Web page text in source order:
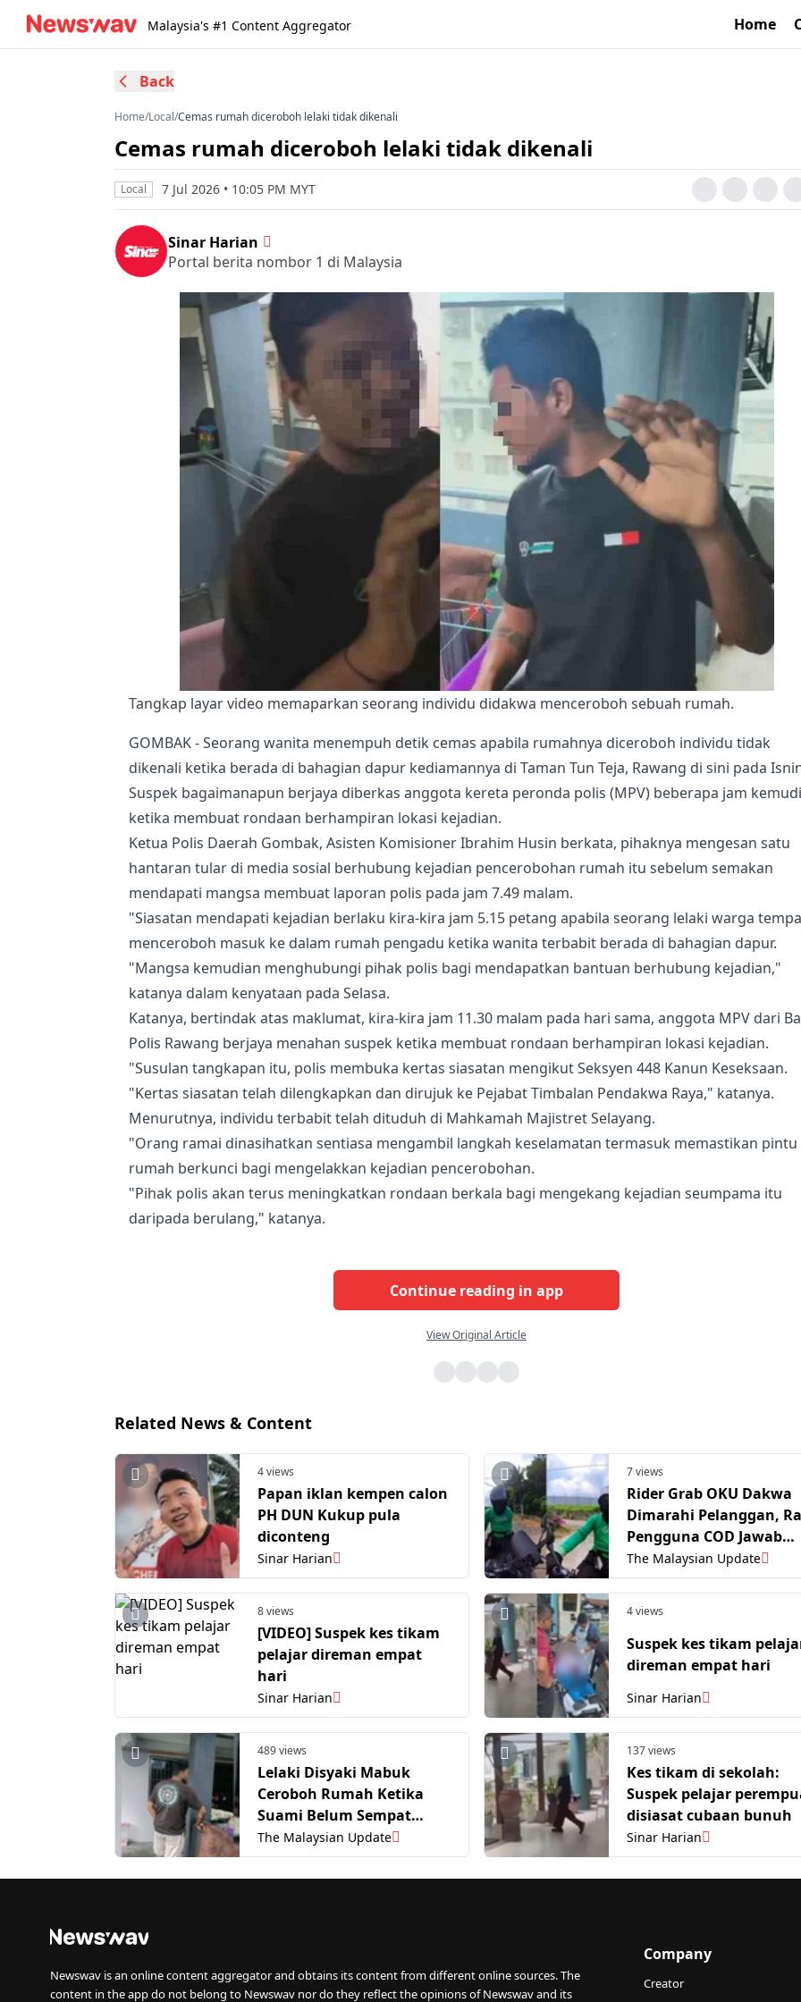
Malaysia's #1 Content Aggregator Home
Back
Home/Local/Cemas rumah diceroboh lelaki tidak dikenali
Cemas rumah diceroboh lelaki tidak dikenali
Local 7 Jul 2026 • 10:05 PM MYT
Sinar Harian
Portal berita nombor 1 di Malaysia
Tangkap layar video memaparkan seorang individu didakwa menceroboh sebuah rumah.
GOMBAK - Seorang wanita menempuh detik cemas apabila rumahnya diceroboh individu tidak
dikenali ketika berada di bahagian dapur kediamannya di Taman Tun Teja, Rawang di sini pada
Suspek bagaimanapun berjaya diberkas anggota kereta peronda polis (MPV) beberapa jam
ketika membuat rondaan berhampiran lokasi kejadian.
Ketua Polis Daerah Gombak, Asisten Komisioner Ibrahim Husin berkata, pihaknya mengesan satu
hantaran tular di media sosial berhubung kejadian pencerobohan rumah itu sebelum semakan
mendapati mangsa membuat laporan polis pada jam 7.49 malam.
"Siasatan mendapati kejadian berlaku kira-kira jam 5.15 petang apabila seorang lelaki warga
menceroboh masuk ke dalam rumah pengadu ketika wanita terbabit berada di bahagian dapur.
"Mangsa kemudian menghubungi pihak polis bagi mendapatkan bantuan berhubung kejadian,"
katanya dalam kenyataan pada Selasa.
Katanya, bertindak atas maklumat, kira-kira jam 11.30 malam pada hari sama, anggota MPV dari
Polis Rawang berjaya menahan suspek ketika membuat rondaan berhampiran lokasi kejadian.
"Susulan tangkapan itu, polis membuka kertas siasatan mengikut Seksyen 448 Kanun Keseksaan.
"Kertas siasatan telah dilengkapkan dan dirujuk ke Pejabat Timbalan Pendakwa Raya," katanya.
Menurutnya, individu terbabit telah dituduh di Mahkamah Majistret Selayang.
"Orang ramai dinasihatkan sentiasa mengambil langkah keselamatan termasuk memastikan pintu
rumah berkunci bagi mengelakkan kejadian pencerobohan.
"Pihak polis akan terus meningkatkan rondaan berkala bagi mengekang kejadian seumpama itu
daripada berulang," katanya.
Continue reading in app
View Original Article
Related News & Content
4 views
Papan iklan kempen calon
PH DUN Kukup pula
diconteng
Sinar Harian
7 views
Rider Grab OKU Dakwa
Dimarahi Pelanggan,
Pengguna COD Jawab
Panggilan Dan Mesej
The Malaysian Update
8 views
[VIDEO] Suspek kes tikam
pelajar direman empat
hari
Sinar Harian
4 views
Suspek kes tikam
direman empat hari
Sinar Harian
489 views
Lelaki Disyaki Mabuk
Ceroboh Rumah Ketika
Suami Belum Sempat
Keluar Bekerja, Penghuni
Trauma
The Malaysian Update
137 views
Kes tikam di sekolah:
Suspek pelajar
disiasat cubaan bunuh
Sinar Harian
Newswav is an online content aggregator and obtains its content from different online sources. The
content in the app do not belong to Newswav nor do they reflect the opinions of Newswav and its
Company
Creator